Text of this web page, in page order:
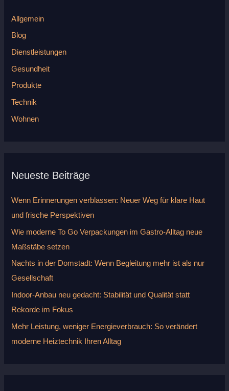
n
a
c
h
:
Allgemein
Blog
Dienstleistungen
Gesundheit
Produkte
Technik
Wohnen
Neueste Beiträge
Wenn Erinnerungen verblassen: Neuer Weg für klare Haut
und frische Perspektiven
Wie moderne To Go Verpackungen im Gastro-Alltag neue
Maßstäbe setzen
Nachts in der Domstadt: Wenn Begleitung mehr ist als nur
Gesellschaft
Indoor-Anbau neu gedacht: Stabilität und Qualität statt
Rekorde im Fokus
Mehr Leistung, weniger Energieverbrauch: So verändert
moderne Heiztechnik Ihren Alltag